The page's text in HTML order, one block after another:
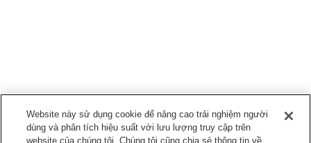
Website này sử dụng cookie để nâng cao trải nghiệm người
dùng và phân tích hiệu suất với lưu lượng truy cập trên
website của chúng tôi. Chúng tôi cũng chia sẻ thông tin về